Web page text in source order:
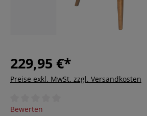
229,95 €*
Preise exkl. MwSt. zzgl. Versandkosten
Durchschnittliche Bewertung von 0 von
Bewerten